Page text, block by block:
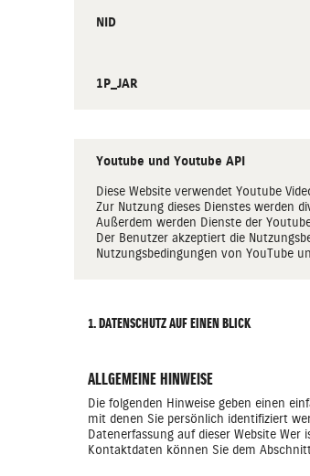
NID
1P_JAR
Youtube und Youtube API
Diese Website verwendet Youtube
Zur Nutzung dieses Dienstes werden
Außerdem werden Dienste der
Der Benutzer akzeptiert die
Nutzungsbedingungen von YouTube
1. DATENSCHUTZ AUF EINEN BLICK
ALLGEMEINE HINWEISE
Die folgenden Hinweise geben einen
mit denen Sie persönlich identifiziert
Datenerfassung auf dieser Website
Kontaktdaten können Sie dem